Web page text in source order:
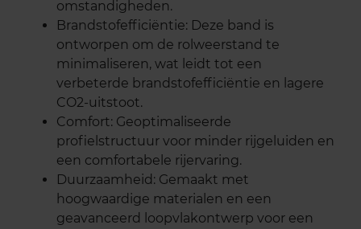
omstandigheden.
Brandstofefficiëntie: Deze band is
ontworpen om de rolweerstand te
minimaliseren, wat leidt tot een
verbeterde brandstofefficiëntie en lagere
CO2-uitstoot.
Comfort: Geoptimaliseerde
profielstructuur voor minder rijgeluiden en
een comfortabele rijervaring.
Duurzaamheid: Gemaakt met
hoogwaardige materialen en een
geavanceerd loopvlakontwerp voor een